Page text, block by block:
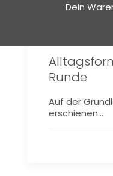
Dein
Runde
Auf der
erschienen…